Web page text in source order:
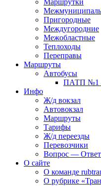
Маршрутки
Пригородные
Междугородние
Межобластные
Теплоходы
Переправы
Маршруты
Автобусы
ПАТП №1
Инфо
Ж/д вокзал
Автовокзал
Маршруты
Тарифы
Ж/д переезды
Перевозчики
Вопрос — Ответ
О сайте
О команде
О рубрике